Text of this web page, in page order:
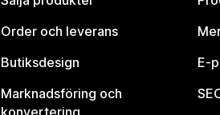
Order och leverans
Butiksdesign
Marknadsföring och
E-